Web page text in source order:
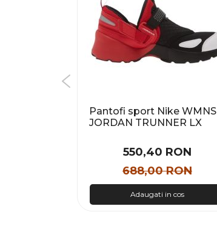
Pantofi sport Nike WMNS
JORDAN TRUNNER LX
550,40 RON
688,00 RON
Adaugati in cos